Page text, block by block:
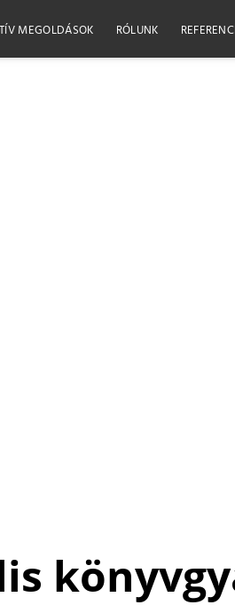
MEGOLDÁSOK RÓLUNK